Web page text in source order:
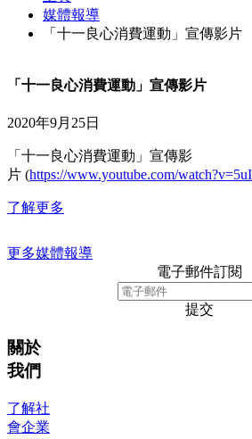
媒體報導
「十一良心消費運動」宣傳影片
「十一良心消費運動」宣傳影片
2020年9月25日
「十一良心消費運動」宣傳影
片 (https://www.youtube.com/
了解更多
更多媒體報導
電子郵件訂閱
提交
關於
我們
了解社
會企業